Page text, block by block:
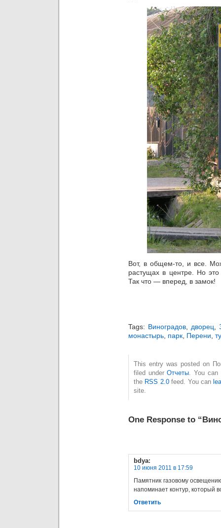
Вот, в общем-то, и все.
растущах в центре. Но
Так что — вперед, в замок!
Tags: Виноградов дворец
монастырь парк Перени
This entry was posted on
filed underОтчеты . You
the RSS 2.0feed. You can
site.
One Response to
bdya:
10 июня 2011 в 17:59
Памятник газовому
напоминает контур, который
Ответить